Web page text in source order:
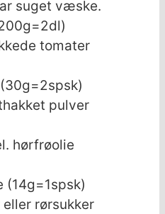
suget væske.
tomater
pulver
hørfrøolie
rørsukker